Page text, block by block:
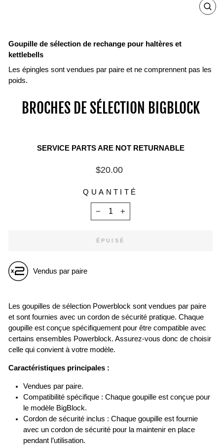
Goupille de sélection de rechange pour haltères et
kettlebells
Les épingles sont vendues par paire et ne comprennent pas les
poids.
BROCHES DE SÉLECTION BIGBLOCK
SERVICE PARTS ARE NOT RETURNABLE
Prix
$20.00
QUANTITÉ
ÉPUISÉ
Vendus par paire
Les goupilles de sélection Powerblock sont vendues par paire
et sont fournies avec un cordon de sécurité pratique. Chaque
goupille est conçue spécifiquement pour être compatible avec
certains ensembles Powerblock. Assurez-vous donc de choisir
celle qui convient à votre modèle.
Caractéristiques principales :
Vendues par paire.
Compatibilité spécifique : Chaque goupille est conçue pour
le modèle BigBlock.
Cordon de sécurité inclus : Chaque goupille est fournie
avec un cordon de sécurité pour la maintenir en place
pendant l’utilisation.